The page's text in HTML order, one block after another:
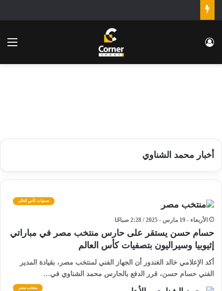
تسجيل الدخول
أخبار محمد الشناوي
تصفيات كأس العالم
الأربعاء - 19 مارس - 2025 / 2:28 صباحًا
حسام حسن يستقر على حارس منتخب مصر في مباراتي
إثيوبيا وسيراليون بتصفيات كأس العالم
أكد الإعلامي خالد الغندور أن الجهاز الفني لمنتخب مصر، بقيادة المدير
الفني حسام حسن، قرر الدفع بالحارس محمد الشناوي في…
منتخب مصر